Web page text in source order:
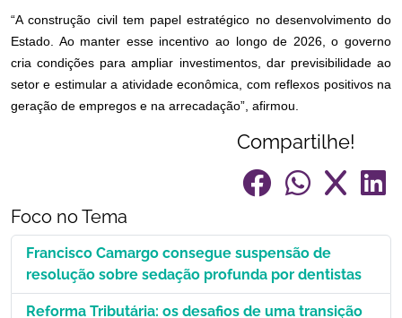
“A construção civil tem papel estratégico no desenvolvimento do
Estado. Ao manter esse incentivo ao longo de 2026, o governo
cria condições para ampliar investimentos, dar previsibilidade ao
setor e estimular a atividade econômica, com reflexos positivos na
geração de empregos e na arrecadação”, afirmou.
Compartilhe!
Foco no Tema
Francisco Camargo consegue suspensão de
resolução sobre sedação profunda por dentistas
Reforma Tributária: os desafios de uma transição